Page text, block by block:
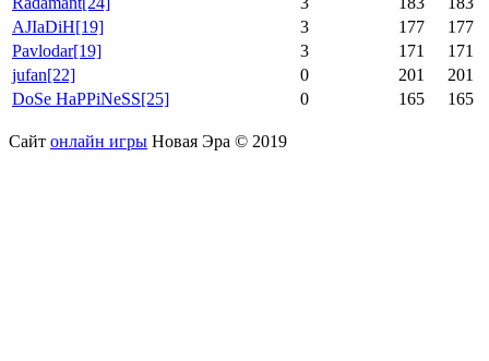
AJIaDiH[19] 3 177
177
Pavlodar[19] 3 171
171
jufan[22] 0 201
201
DoSe HaPPiNeSS[25] 0 165 165
Сайт онлайн игры Новая Эра © 2019